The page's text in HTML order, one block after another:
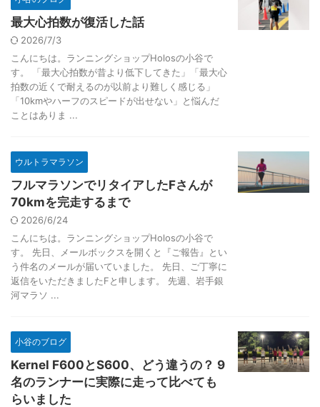
最大心拍数が復活した話
2026/7/3
こんにちは。ランニングショップHolosの小谷で
す。 「最大心拍数が昔より低下してきた」「最大心
拍数の近くで耐えるのが以前より難しく感じる」
「10kmやハーフのスピードが出せない」と悩んだ
ことはありま ...
ウルトラマラソン
フルマラソンでリタイアしたFさんが
70kmを完走するまで
2026/6/24
こんにちは。ランニングショップHolosの小谷で
す。 先日、メールボックスを開くと『ご報告』とい
う件名のメールが届いていました。 先日、ご丁寧に
返信をいただきましたFと申します。 先週、岩手銀
河マラソ ...
小谷のブログ
Kernel F600とS600、どう違うの？ 9
名のランナーに実際に走って比べても
らいました